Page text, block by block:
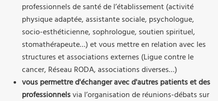
professionnels de santé de l’établissement (activité
physique adaptée, assistante sociale, psychologue,
socio-esthéticienne, sophrologue, soutien spirituel,
stomathérapeute…) et vous mettre en relation avec les
structures et associations externes (Ligue contre le
cancer, Réseau RODA, associations diverses…)
vous permettre d'échanger avec d'autres patients et des
professionnelsvia l’organisation de réunions-débats sur